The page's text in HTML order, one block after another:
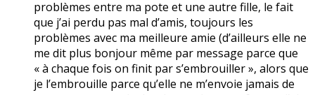
problèmes entre ma pote et une autre fille, le fait
que j’ai perdu pas mal d’amis, toujours les
problèmes avec ma meilleure amie (d’ailleurs elle ne
me dit plus bonjour même par message parce que
« à chaque fois on finit par s’embrouiller », alors que
je l’embrouille parce qu’elle ne m’envoie jamais de